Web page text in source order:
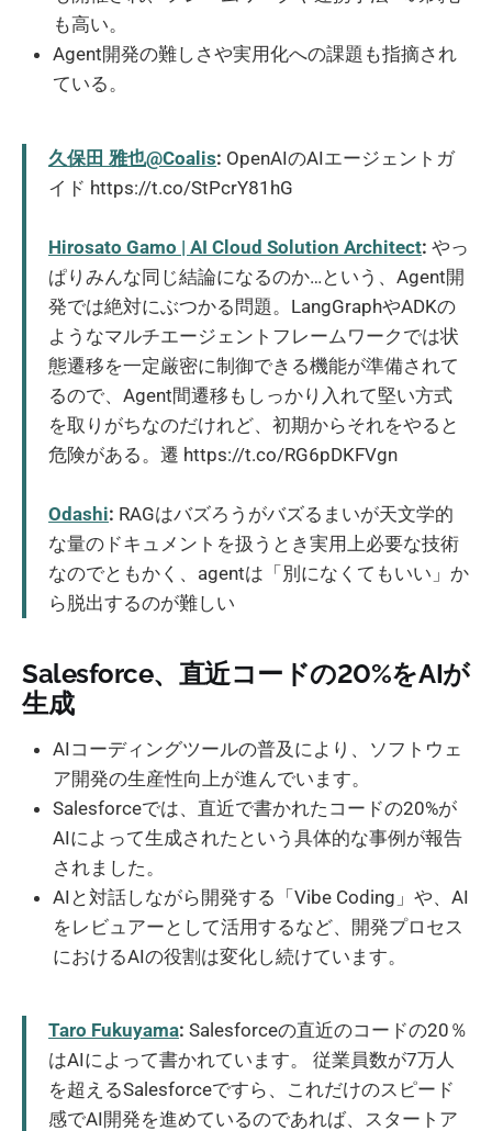
も高い。
Agent開発の難しさや実用化への課題も指摘され
ている。
久保田 雅也@Coalis: OpenAIのAIエージェントガ
イド https://t.co/StPcrY81hG
Hirosato Gamo | AI Cloud Solution Architect: やっ
ぱりみんな同じ結論になるのか…という、Agent開
発では絶対にぶつかる問題。LangGraphやADKの
ようなマルチエージェントフレームワークでは状
態遷移を一定厳密に制御できる機能が準備されて
るので、Agent間遷移もしっかり入れて堅い方式
を取りがちなのだけれど、初期からそれをやると
危険がある。遷 https://t.co/RG6pDKFVgn
Odashi: RAGはバズろうがバズるまいが天文学的
な量のドキュメントを扱うとき実用上必要な技術
なのでともかく、agentは「別になくてもいい」か
ら脱出するのが難しい
Salesforce、直近コードの20%をAIが
生成
AIコーディングツールの普及により、ソフトウェ
ア開発の生産性向上が進んでいます。
Salesforceでは、直近で書かれたコードの20%が
AIによって生成されたという具体的な事例が報告
されました。
AIと対話しながら開発する「Vibe Coding」や、AI
をレビュアーとして活用するなど、開発プロセス
におけるAIの役割は変化し続けています。
Taro Fukuyama: Salesforceの直近のコードの20％
はAIによって書かれています。 従業員数が7万人
を超えるSalesforceですら、これだけのスピード
感でAI開発を進めているのであれば、スタートア